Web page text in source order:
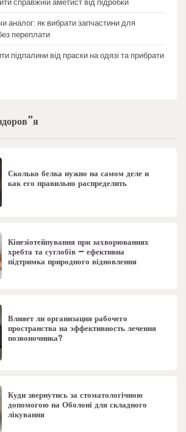
аналог: як вибрати запчастини для
переплати
підпалини від праски на одязі та прибрати
Сколько белка нужно на самом деле и
как его правильно распределить
Кінезіотейпування при захворюваннях
хребта та суглобів – ефективна
підтримка природного відновлення
Влияет ли организация рабочего
пространства на эффективность лечения
позвоночника?
Куди звернутись за стоматологічною
допомогою на Оболоні для складного
лікування